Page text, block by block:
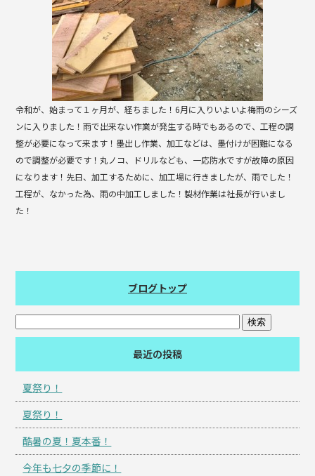
令和が、始まって１ヶ月が、経ちました！6月に入りいよいよ梅雨のシーズ
ンに入りました！雨で出来ない作業が発生する時でもあるので、工程の調
整が必要になって来ます！墨出し作業、加工などは、墨付けが困難になる
ので調整が必要です！丸ノコ、ドリルなども、一応防水ですが故障の原因
になります！先日、加工するために、加工場に行きましたが、雨でした！
工程が、なかった為、雨の中加工しました！製材作業は社長が行いまし
た！
ブログトップ
最近の投稿
夏祭り！
夏祭り！
酷暑の夏！夏本番！
今年も七夕の季節に！